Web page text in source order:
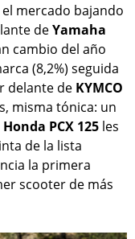
mercado bajando
deYamaha
cambio del año
(8,2%) seguida
delante de KYMCO
misma tónica: un
Honda PCX 125 les
de la lista
la primera
scooter de más